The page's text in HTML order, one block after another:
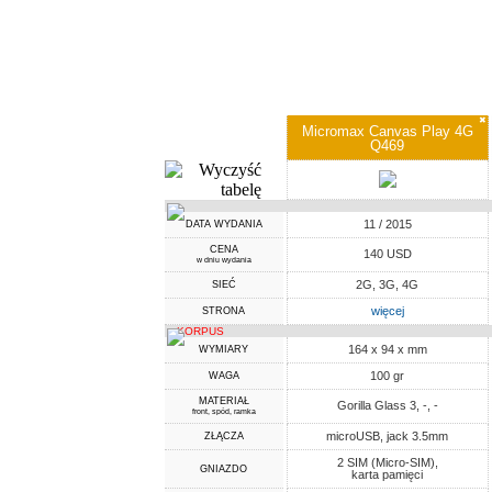
✖
Micromax Canvas Play 4G
Q469
DATA WYDANIA 11 / 2015
CENA
w dniu wydania 140 USD
SIEĆ 2G, 3G, 4G
STRONA więcej
KORPUS
WYMIARY 164 x 94 x mm
WAGA 100 gr
MATERIAŁ
front, spód, ramka Gorilla Glass 3, -, -
ZŁĄCZA microUSB, jack 3.5mm
GNIAZDO
2 SIM (Micro-SIM),
karta pamięci